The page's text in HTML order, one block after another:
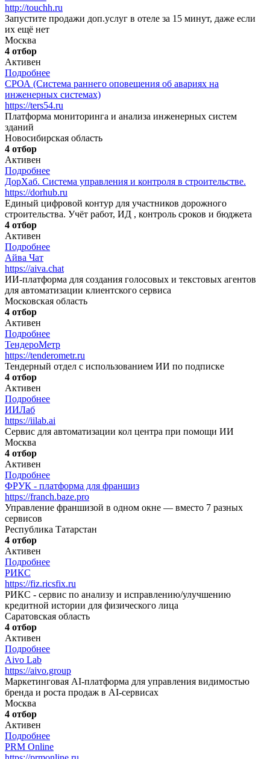
http://touchh.ru
Запустите продажи доп.услуг в отеле за 15 минут, даже если
их ещё нет
Москва
4 отбор
Активен
Подробнее
СРОА (Система раннего оповещения об авариях на
инженерных системах)
https://ters54.ru
Платформа мониторинга и анализа инженерных систем
зданий
Новосибирская область
4 отбор
Активен
Подробнее
ДорХаб. Система управления и контроля в строительстве.
https://dorhub.ru
Единый цифровой контур для участников дорожного
строительства. Учёт работ, ИД , контроль сроков и бюджета
4 отбор
Активен
Подробнее
Айва Чат
https://aiva.chat
ИИ-платформа для создания голосовых и текстовых агентов
для автоматизации клиентского сервиса
Московская область
4 отбор
Активен
Подробнее
ТендероМетр
https://tenderometr.ru
Тендерный отдел с использованием ИИ по подписке
4 отбор
Активен
Подробнее
ИИЛаб
https://iilab.ai
Сервис для автоматизации кол центра при помощи ИИ
Москва
4 отбор
Активен
Подробнее
ФРУК - платформа для франшиз
https://franch.baze.pro
Управление франшизой в одном окне — вместо 7 разных
сервисов
Республика Татарстан
4 отбор
Активен
Подробнее
РИКС
https://fiz.ricsfix.ru
РИКС - сервис по анализу и исправлению/улучшению
кредитной истории для физического лица
Саратовская область
4 отбор
Активен
Подробнее
Aivo Lab
https://aivo.group
Маркетинговая AI-платформа для управления видимостью
бренда и роста продаж в AI-сервисах
Москва
4 отбор
Активен
Подробнее
PRM Online